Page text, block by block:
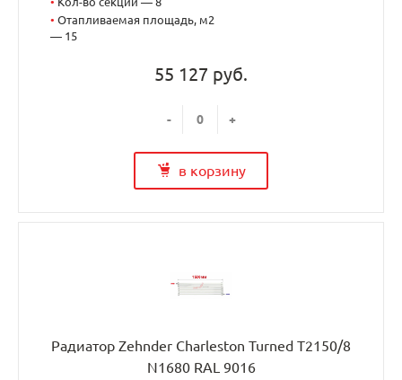
• Отапливаемая площадь, м2
— 15
55 127 руб.
- +
в корзину
Радиатор Zehnder Charleston Turned T2150/8
N1680 RAL 9016